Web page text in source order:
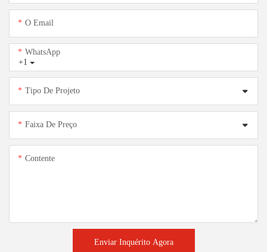
O Email
+1
WhatsApp
Tipo De Projeto
Faixa De Preço
Contente
Enviar Inquérito Agora